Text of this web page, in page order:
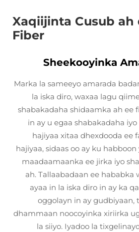
Xaqiijinta Cusub ah
Fiber
Sheekooyinka
Marka la sameeyo amarada
la iska diro, waxaa lagu
shabakadaha shidaamka ah ee
in ay u egaa shabakadaha
hajiyaa xitaa dhexdooda ee
hajiyaa, sidaas oo ay ku
maadaamaanka ee jirka iyo
ah. Tallaabadaan ee hababka
ayaa in la iska diro in ay ka
oggolayn in ay gudbiyaan,
dhammaan noocoyinka xiriirka
la siiyo. Iyadoo la